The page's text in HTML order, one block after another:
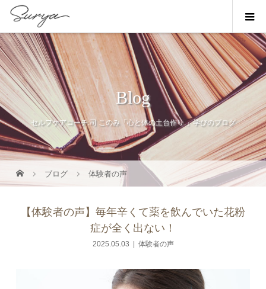
Blog
セルフケアコーチ:司 このみ「心と体の土台作り.」学びのブログ
ブログ 体験者の声
【体験者の声】毎年辛くて薬を飲んでいた花粉
症が全く出ない！
2025.05.03 体験者の声